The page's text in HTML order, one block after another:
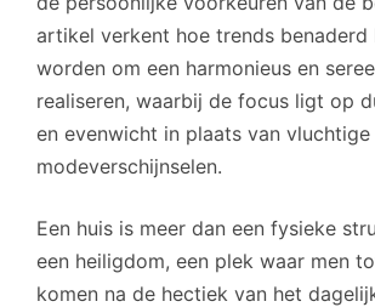
artikel verkent hoe trends benaderd
worden om een harmonieus en
realiseren, waarbij de focus ligt op
en evenwicht in plaats van vluchtige
modeverschijnselen.
Een huis is meer dan een fysieke
een heiligdom, een plek waar men
komen na de hectiek van het